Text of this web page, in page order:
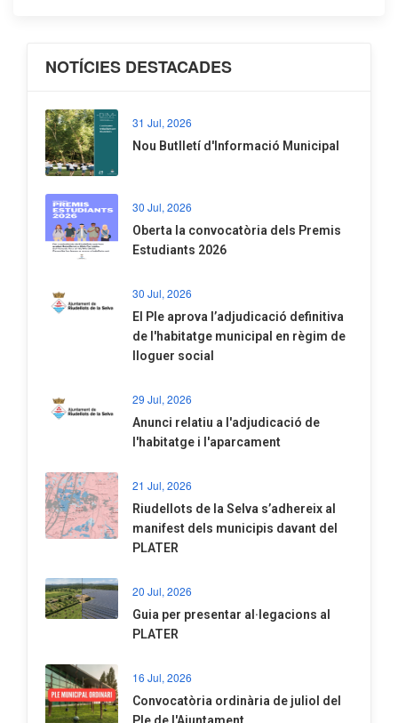
NOTÍCIES DESTACADES
31 Jul, 2026
Nou Butlletí d'Informació Municipal
30 Jul, 2026
Oberta la convocatòria dels Premis
Estudiants 2026
30 Jul, 2026
El Ple aprova l’adjudicació definitiva
de l'habitatge municipal en règim de
lloguer social
29 Jul, 2026
Anunci relatiu a l'adjudicació de
l'habitatge i l'aparcament
21 Jul, 2026
Riudellots de la Selva s’adhereix al
manifest dels municipis davant del
PLATER
20 Jul, 2026
​Guia per presentar al·legacions al
PLATER
16 Jul, 2026
Convocatòria ordinària de juliol del